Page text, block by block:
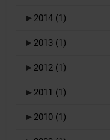
► 2014 (1)
► 2013 (1)
► 2012 (1)
► 2011 (1)
► 2010 (1)